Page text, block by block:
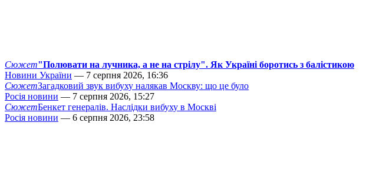
Сюжет"Полювати на лучника, а не на стрілу". Як Україні боротись з балістикою
Новини України — 7 серпня 2026, 16:36
СюжетЗагадковий звук вибуху налякав Москву: що це було
Росія новини — 7 серпня 2026, 15:27
СюжетБенкет генералів. Наслідки вибуху в Москві
Росія новини — 6 серпня 2026, 23:58